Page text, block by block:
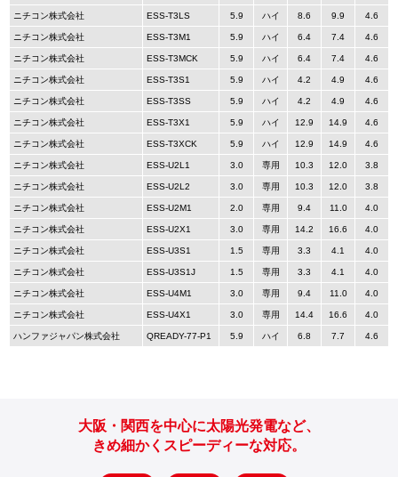
ニチコン株式会社 ESS-T3LS 5.9 ハイ 8.6 9.9 4.6
ニチコン株式会社 ESS-T3M1 5.9 ハイ 6.4 7.4 4.6
ニチコン株式会社 ESS-T3MCK 5.9 ハイ 6.4 7.4 4.6
ニチコン株式会社 ESS-T3S1 5.9 ハイ 4.2 4.9 4.6
ニチコン株式会社 ESS-T3SS 5.9 ハイ 4.2 4.9 4.6
ニチコン株式会社 ESS-T3X1 5.9 ハイ 12.9 14.9 4.6
ニチコン株式会社 ESS-T3XCK 5.9 ハイ 12.9 14.9 4.6
ニチコン株式会社 ESS-U2L1 3.0 専用 10.3 12.0 3.8
ニチコン株式会社 ESS-U2L2 3.0 専用 10.3 12.0 3.8
ニチコン株式会社 ESS-U2M1 2.0 専用 9.4 11.0 4.0
ニチコン株式会社 ESS-U2X1 3.0 専用 14.2 16.6 4.0
ニチコン株式会社 ESS-U3S1 1.5 専用 3.3 4.1 4.0
ニチコン株式会社 ESS-U3S1J 1.5 専用 3.3 4.1 4.0
ニチコン株式会社 ESS-U4M1 3.0 専用 9.4 11.0 4.0
ニチコン株式会社 ESS-U4X1 3.0 専用 14.4 16.6 4.0
ハンファジャパン株式会社 QREADY-77-P1 5.9 ハイ 6.8 7.7 4.6
大阪・関西を中心に太陽光発電など、
きめ細かくスピーディーな対応。